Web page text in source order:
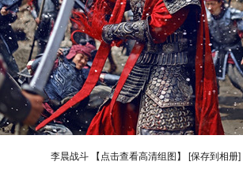
李晨战斗 【点击查看高清组图】 [保存到相册]